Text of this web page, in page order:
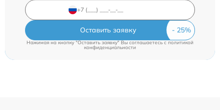
Оставить заявку
Нажимая на кнопку "Оставить заявку" Вы соглашаетесь cполитикой
конфиденциальности